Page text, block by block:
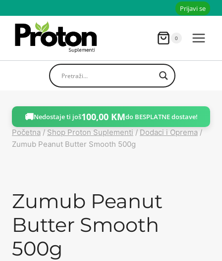
sadržaja
Prijavi se
0
🚚Nedostaje ti još100,00 KMdo BESPLATNE dostave!
Početna / Shop Proton Suplementi / Dodaci i Oprema /
Zumub Peanut Butter Smooth 500g
Zumub Peanut
Butter Smooth
500g